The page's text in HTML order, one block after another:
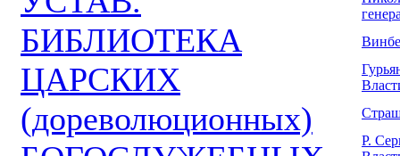
БИБЛИОТЕКА
ЦАРСКИХ
(дореволюционных)
Р.